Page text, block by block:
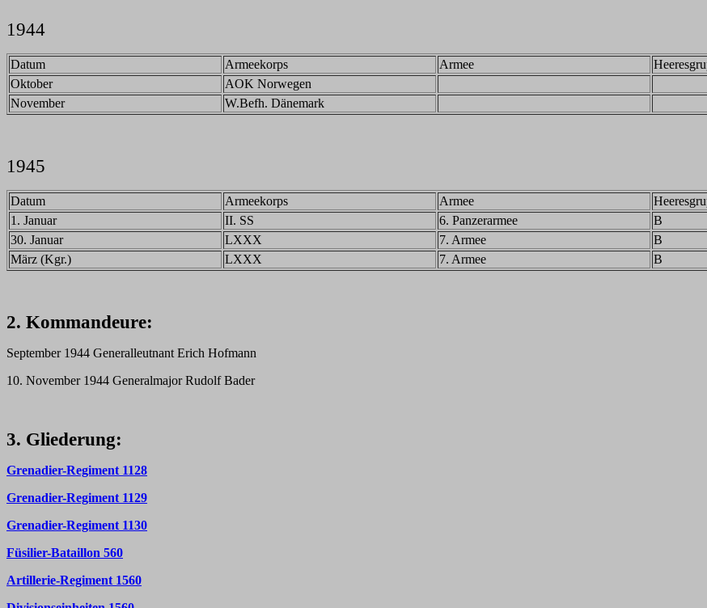
1944
Datum Armeekorps Armee
Oktober
AOK Norwegen
November
W.Befh. Dänemark
1945
Datum Armeekorps Armee
1. Januar
II. SS 6. Panzerarmee B
30. Januar
LXXX 7. Armee B
März (Kgr.)
LXXX 7. Armee B
2. Kommandeure:
September 1944 Generalleutnant Erich Hofmann
10. November 1944 Generalmajor Rudolf Bader
3. Gliederung:
Grenadier-Regiment 1128
Grenadier-Regiment 1129
Grenadier-Regiment 1130
Füsilier-Bataillon 560
Artillerie-Regiment 1560